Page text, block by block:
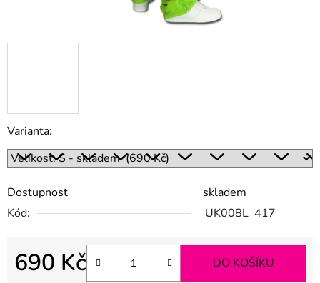
Varianta:
Dostupnost
skladem
Kód:
UK008L_417
690 Kč DO KOŠÍKU